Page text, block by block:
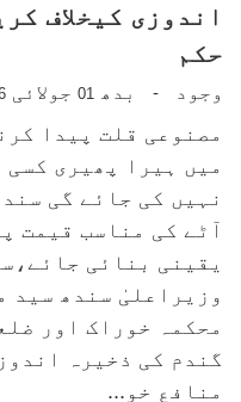
اندوزی کیخلاف
حکم
وجود - بدھ 01 جولائی
مصنوعی قلت پیدا
میں ہیرا پھیری
نہیں کی جائے گی
آٹے کی مناسب قیمت
یقینی بنائی
وزیراعلیٰ سندھ سید
محکمہ خوراک اور
گندم کی ذخیرہ
منافع خو...